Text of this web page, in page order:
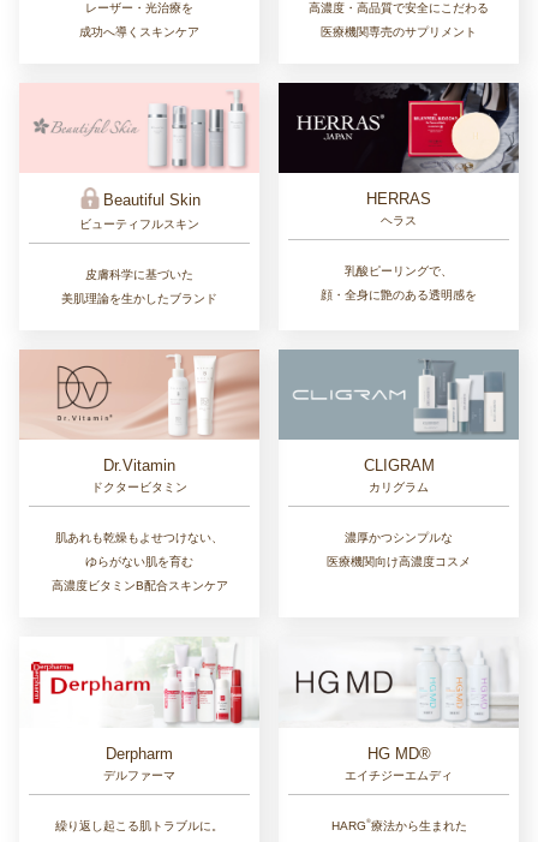
レーザー・光治療を
成功へ導くスキンケア
高濃度・高品質で安全にこだわる
医療機関専売のサプリメント
Beautiful Skin
ビューティフルスキン
皮膚科学に基づいた
美肌理論を生かしたブランド
HERRAS
ヘラス
乳酸ピーリングで、
顔・全身に艶のある透明感を
Dr.Vitamin
ドクタービタミン
肌あれも乾燥もよせつけない、
ゆらがない肌を育む
高濃度ビタミンB配合スキンケア
CLIGRAM
カリグラム
濃厚かつシンプルな
医療機関向け高濃度コスメ
Derpharm
デルファーマ
繰り返し起こる肌トラブルに。
HG MD®
エイチジーエムディ
HARG®︎療法から生まれた